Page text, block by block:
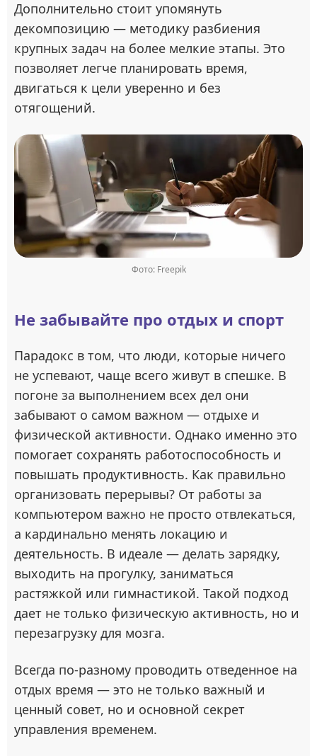
Дополнительно стоит упомянуть
декомпозицию — методику разбиения
крупных задач на более мелкие этапы. Это
позволяет легче планировать время,
двигаться к цели уверенно и без
отягощений.
Фото: Freepik
Не забывайте про отдых и спорт
Парадокс в том, что люди, которые ничего
не успевают, чаще всего живут в спешке. В
погоне за выполнением всех дел они
забывают о самом важном — отдыхе и
физической активности. Однако именно это
помогает сохранять работоспособность и
повышать продуктивность. Как правильно
организовать перерывы? От работы за
компьютером важно не просто отвлекаться,
а кардинально менять локацию и
деятельность. В идеале — делать зарядку,
выходить на прогулку, заниматься
растяжкой или гимнастикой. Такой подход
дает не только физическую активность, но и
перезагрузку для мозга.
Всегда по-разному проводить отведенное на
отдых время — это не только важный и
ценный совет, но и основной секрет
управления временем.